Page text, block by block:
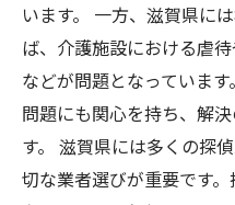
います。 一方、滋賀県に
ば、介護施設における虐
などが問題となっていま
問題にも関心を持ち、解
す。 滋賀県には多くの探
切な業者選びが重要です